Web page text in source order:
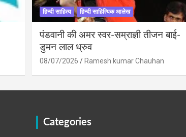
हिन्दी साहित्य हिन्दी साहित्यिक आलेख
पंडवानी की अमर स्वर-सम्राज्ञी तीजन बाई-
डुमन लाल ध्रुव
08/07/2026 Ramesh kumar Chauhan
Categories